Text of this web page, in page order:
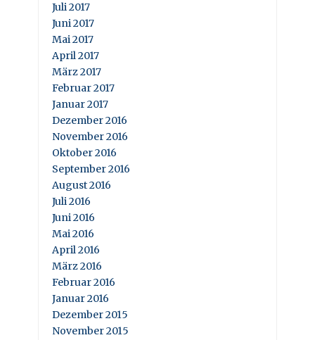
Juli 2017
Juni 2017
Mai 2017
April 2017
März 2017
Februar 2017
Januar 2017
Dezember 2016
November 2016
Oktober 2016
September 2016
August 2016
Juli 2016
Juni 2016
Mai 2016
April 2016
März 2016
Februar 2016
Januar 2016
Dezember 2015
November 2015